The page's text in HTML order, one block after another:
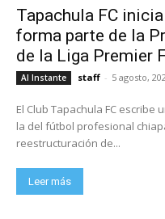
Tapachula FC
forma parte de la
de la Liga Premier
Al Instante staff - 5 agosto,
El Club Tapachula FC
la del fútbol profesional chiapaneco. Como resultado
reestructuración de...
Leer más